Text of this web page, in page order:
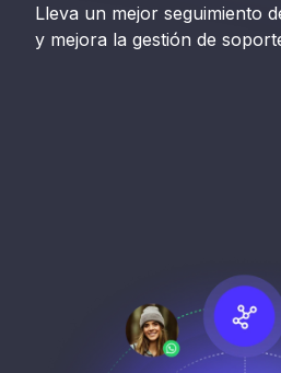
Lleva un mejor seguimiento
y mejora la gestión de